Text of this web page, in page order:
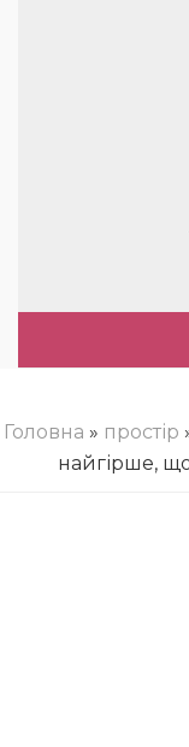
Головна » простір
найгірше,